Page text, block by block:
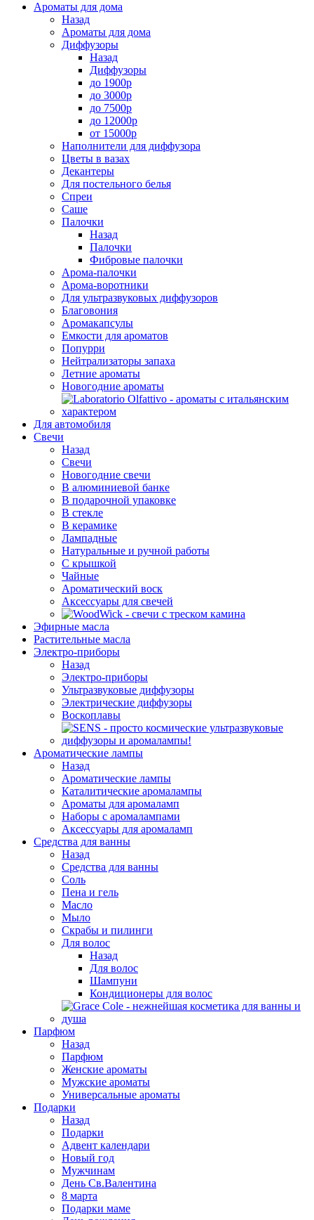
Ароматы для дома
Назад
Ароматы для дома
Диффузоры
Назад
Диффузоры
до 1900р
до 3000р
до 7500р
до 12000р
от 15000р
Наполнители для диффузора
Цветы в вазах
Декантеры
Для постельного белья
Спреи
Саше
Палочки
Назад
Палочки
Фибровые палочки
Арома-палочки
Арома-воротники
Для ультразвуковых диффузоров
Благовония
Аромакапсулы
Емкости для ароматов
Попурри
Нейтрализаторы запаха
Летние ароматы
Новогодние ароматы
Для автомобиля
Свечи
Назад
Свечи
Новогодние свечи
В алюминиевой банке
В подарочной упаковке
В стекле
В керамике
Лампадные
Натуральные и ручной работы
С крышкой
Чайные
Ароматический воск
Аксессуары для свечей
Эфирные масла
Растительные масла
Электро-приборы
Назад
Электро-приборы
Ультразвуковые диффузоры
Электрические диффузоры
Воскоплавы
Ароматические лампы
Назад
Ароматические лампы
Каталитические аромалампы
Ароматы для аромаламп
Наборы с аромалампами
Аксессуары для аромаламп
Средства для ванны
Назад
Средства для ванны
Соль
Пена и гель
Масло
Мыло
Скрабы и пилинги
Для волос
Назад
Для волос
Шампуни
Кондиционеры для волос
Парфюм
Назад
Парфюм
Женские ароматы
Мужские ароматы
Универсальные ароматы
Подарки
Назад
Подарки
Адвент календари
Новый год
Мужчинам
День Св.Валентина
8 марта
Подарки маме